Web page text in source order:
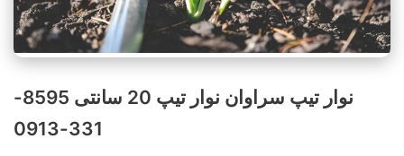
نوار تیپ سراوان نوار تیپ 20 سانتی 8595-
331-0913